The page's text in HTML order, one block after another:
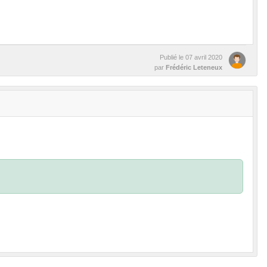
Publié le 07 avril 2020
par Frédéric Leteneux